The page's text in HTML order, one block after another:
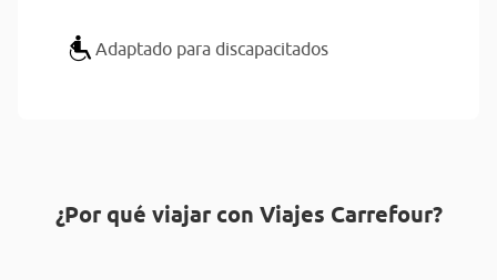
Adaptado para discapacitados
¿Por qué viajar con Viajes Carrefour?